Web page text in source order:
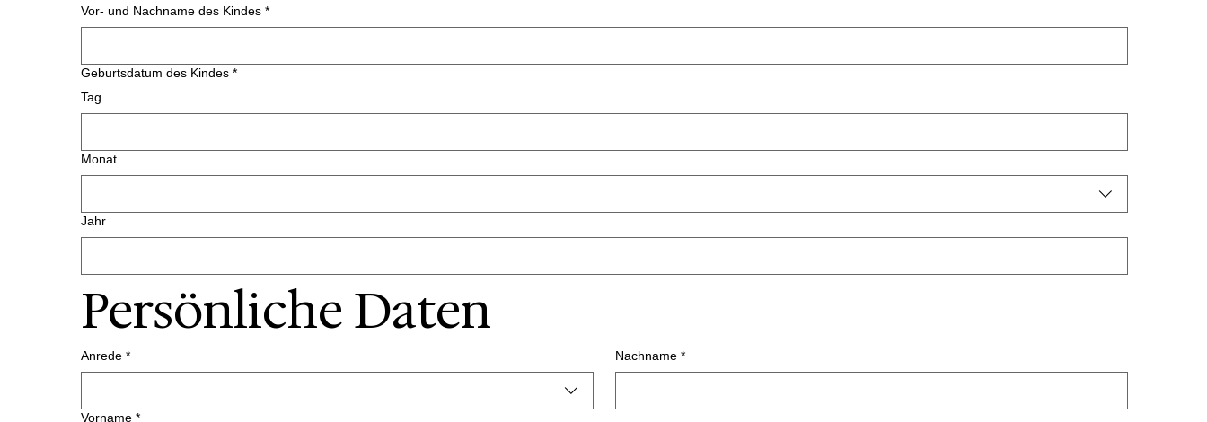
Vor- und Nachname des Kindes *
Geburtsdatum des Kindes *
Tag
Monat
Jahr
Persönliche Daten
Anrede * Nachname *
Vorname *